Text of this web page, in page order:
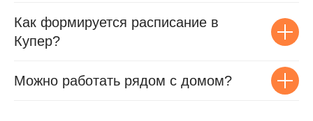
Как формируется расписание в
Купер?
Можно работать рядом с домом?